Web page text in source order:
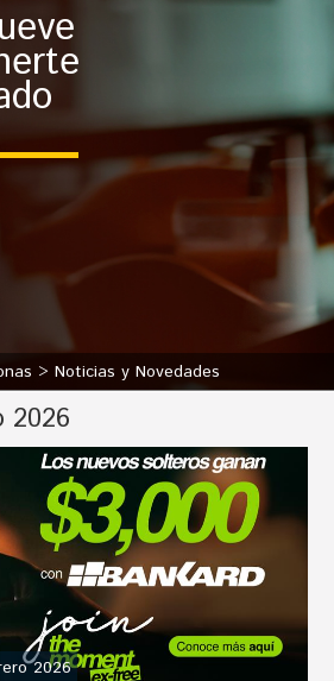
Noticias y Novedades
2026
2026